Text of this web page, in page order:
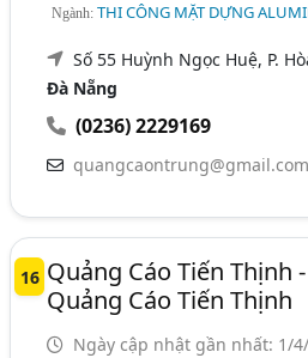
Ngành:THI CÔNG MẶT DỰNG
Số 55 Huỳnh Ngọc Huệ, P.
Đà Nẵng
(0236) 2229169
quangcaontrung@gmail.com
16 Quảng Cáo Tiến Thịnh
Quảng Cáo Tiến Thịnh
Ngày cập nhật gần nhất: 1/